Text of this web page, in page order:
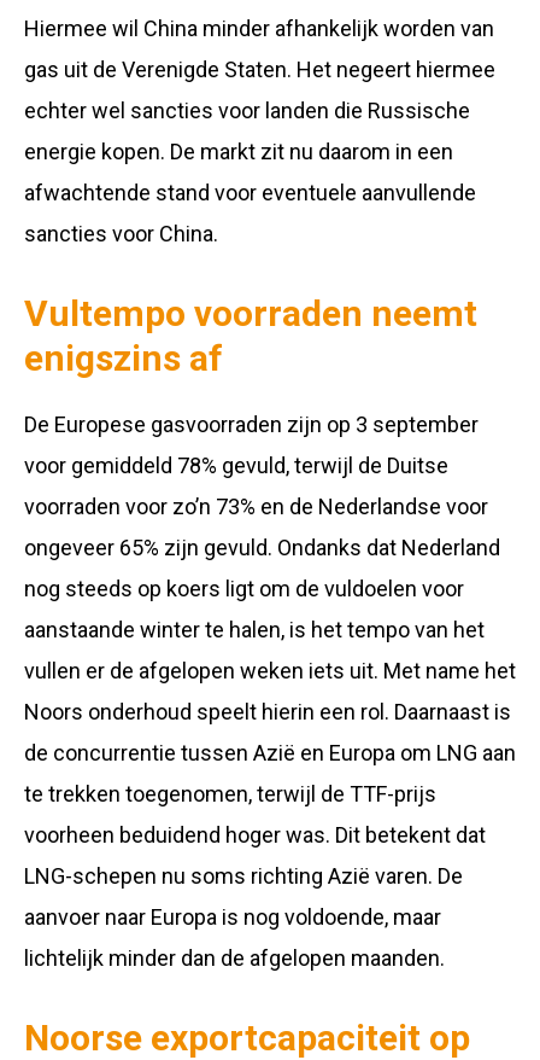
Hiermee wil China minder afhankelijk worden van
gas uit de Verenigde Staten. Het negeert hiermee
echter wel sancties voor landen die Russische
energie kopen. De markt zit nu daarom in een
afwachtende stand voor eventuele aanvullende
sancties voor China.
Vultempo voorraden neemt
enigszins af
De Europese gasvoorraden zijn op 3 september
voor gemiddeld 78% gevuld, terwijl de Duitse
voorraden voor zo’n 73% en de Nederlandse voor
ongeveer 65% zijn gevuld. Ondanks dat Nederland
nog steeds op koers ligt om de vuldoelen voor
aanstaande winter te halen, is het tempo van het
vullen er de afgelopen weken iets uit. Met name het
Noors onderhoud speelt hierin een rol. Daarnaast is
de concurrentie tussen Azië en Europa om LNG aan
te trekken toegenomen, terwijl de TTF-prijs
voorheen beduidend hoger was. Dit betekent dat
LNG-schepen nu soms richting Azië varen. De
aanvoer naar Europa is nog voldoende, maar
lichtelijk minder dan de afgelopen maanden.
Noorse exportcapaciteit op